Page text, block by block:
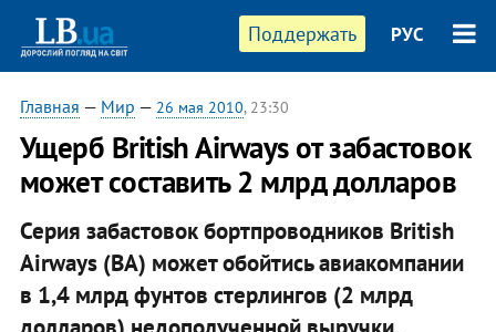
Поддержать РУС
Главная — Мир — 26 мая 2010, 23:30
Ущерб British Airways от забастовок
может составить 2 млрд долларов
Серия забастовок бортпроводников British
Airways (BA) может обойтись авиакомпании
в 1,4 млрд фунтов стерлингов (2 млрд